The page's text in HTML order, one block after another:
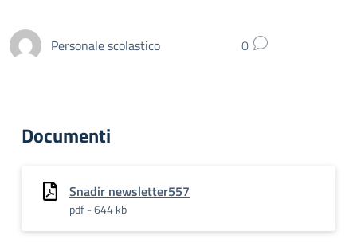
Personale scolastico 0
Documenti
Snadir newsletter557
pdf - 644 kb